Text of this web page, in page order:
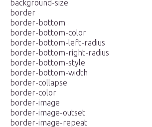
background-size
border
border-bottom
border-bottom-color
border-bottom-left-radius
border-bottom-right-radius
border-bottom-style
border-bottom-width
border-collapse
border-color
border-image
border-image-outset
border-image-repeat